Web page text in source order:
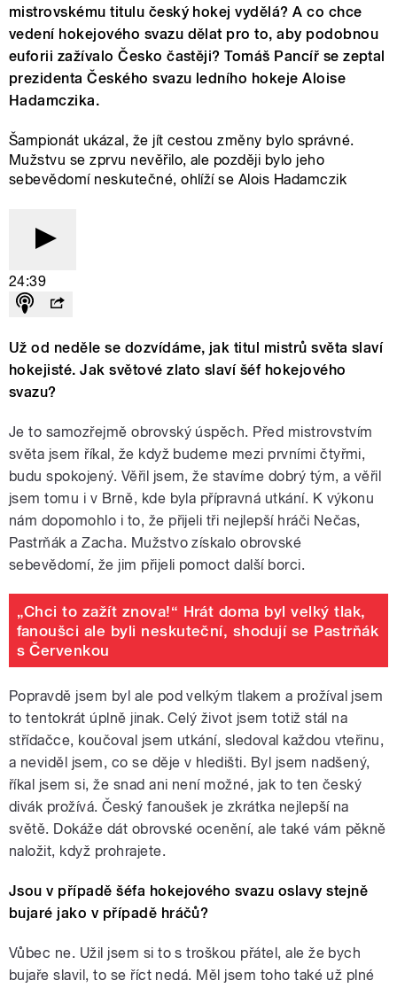
mistrovskému titulu český hokej vydělá? A co chce
vedení hokejového svazu dělat pro to, aby podobnou
euforii zažívalo Česko častěji? Tomáš Pancíř se zeptal
prezidenta Českého svazu ledního hokeje Aloise
Hadamczika.
Šampionát ukázal, že jít cestou změny bylo správné.
Mužstvu se zprvu nevěřilo, ale později bylo jeho
sebevědomí neskutečné, ohlíží se Alois Hadamczik
24:39
Už od neděle se dozvídáme, jak titul mistrů světa slaví
hokejisté. Jak světové zlato slaví šéf hokejového
svazu?
Je to samozřejmě obrovský úspěch. Před mistrovstvím
světa jsem říkal, že když budeme mezi prvními čtyřmi,
budu spokojený. Věřil jsem, že stavíme dobrý tým, a věřil
jsem tomu i v Brně, kde byla přípravná utkání. K výkonu
nám dopomohlo i to, že přijeli tři nejlepší hráči Nečas,
Pastrňák a Zacha. Mužstvo získalo obrovské
sebevědomí, že jim přijeli pomoct další borci.
„Chci to zažít znova!“ Hrát doma byl velký tlak,
fanoušci ale byli neskuteční, shodují se Pastrňák
s Červenkou
Popravdě jsem byl ale pod velkým tlakem a prožíval jsem
to tentokrát úplně jinak. Celý život jsem totiž stál na
střídačce, koučoval jsem utkání, sledoval každou vteřinu,
a neviděl jsem, co se děje v hledišti. Byl jsem nadšený,
říkal jsem si, že snad ani není možné, jak to ten český
divák prožívá. Český fanoušek je zkrátka nejlepší na
světě. Dokáže dát obrovské ocenění, ale také vám pěkně
naložit, když prohrajete.
Jsou v případě šéfa hokejového svazu oslavy stejně
bujaré jako v případě hráčů?
Vůbec ne. Užil jsem si to s troškou přátel, ale že bych
bujaře slavil, to se říct nedá. Měl jsem toho také už plné